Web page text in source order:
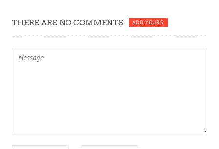
THERE ARE NO COMMENTS ADD YOURS